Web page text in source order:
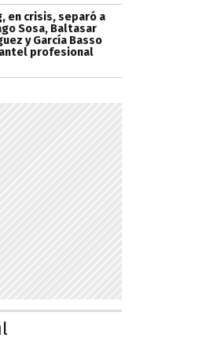
en crisis, separó a
Sosa, Baltasar
y García Basso
profesional